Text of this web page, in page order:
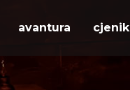
avantura cjenik